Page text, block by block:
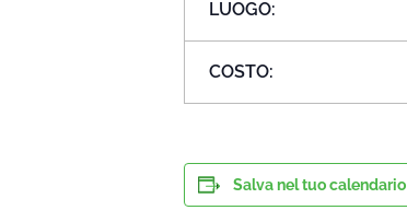
LUOGO:
COSTO:
Salva nel tuo calendario